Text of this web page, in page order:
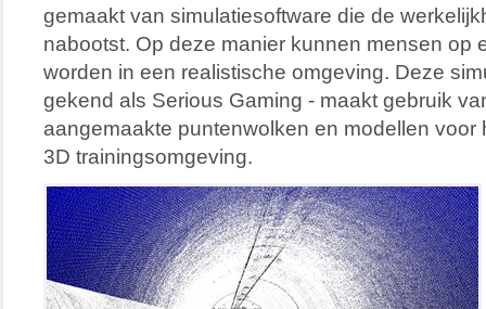
gemaakt van simulatiesoftware die de
nabootst. Op deze manier kunnen mensen op
worden in een realistische omgeving. Deze
gekend als Serious Gaming - maakt gebruik
aangemaakte puntenwolken en modellen voor
3D trainingsomgeving.